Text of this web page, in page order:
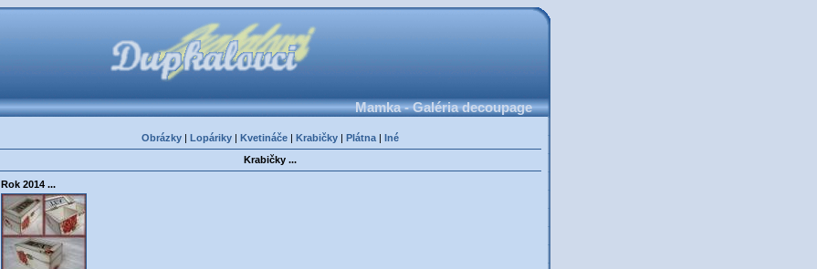
Mamka - Galéria decoupage
Obrázky| Lopáriky| Kvetináče| Krabičky| Plátna| Iné
Krabičky ...
Rok 2014 ...